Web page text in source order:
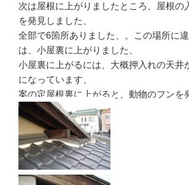
次は屋根に上がりましたところ、屋根の
を発見しました、
全部で6箇所ありました、。この場所に
は、小屋裏に上がりました、
小屋裏に上がるには、大概押入れの天井
になっています、
案の定屋根裏に上がると、動物のフンを